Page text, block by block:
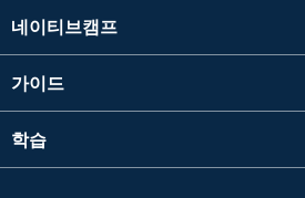
네이티브캠프
가이드
학습